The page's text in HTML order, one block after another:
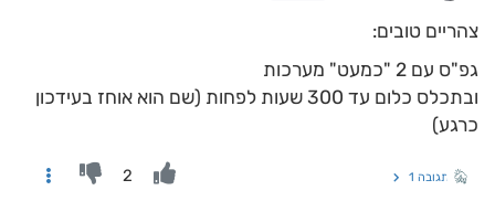
צהריים טובים:
גפ"ס עם 2 "כמעט" מערכות
ובתכלס כלום עד 300 שעות לפחות (שם הוא אוחז בעידכון
כרגע)
תגובה 1 2